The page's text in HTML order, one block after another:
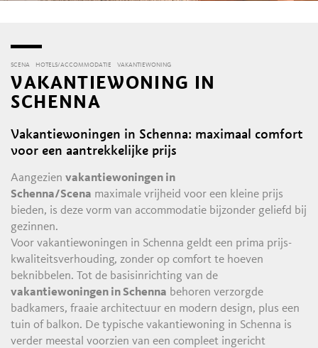
SCENA HOTELS/ACCOMMODATIE VAKANTIEWONING
VAKANTIEWONING IN
SCHENNA
Vakantiewoningen in Schenna: maximaal comfort
voor een aantrekkelijke prijs
Aangezienvakantiewoningen in
Schenna/Scena maximale vrijheid voor een kleine prijs
bieden, is deze vorm van accommodatie bijzonder geliefd bij
gezinnen.
Voor vakantiewoningen in Schenna geldt een prima prijs-
kwaliteitsverhouding, zonder op comfort te hoeven
beknibbelen. Tot de basisinrichting van de
vakantiewoningen in Schenna behoren verzorgde
badkamers, fraaie architectuur en modern design, plus een
tuin of balkon. De typische vakantiewoning in Schenna is
verder meestal voorzien van een compleet ingericht